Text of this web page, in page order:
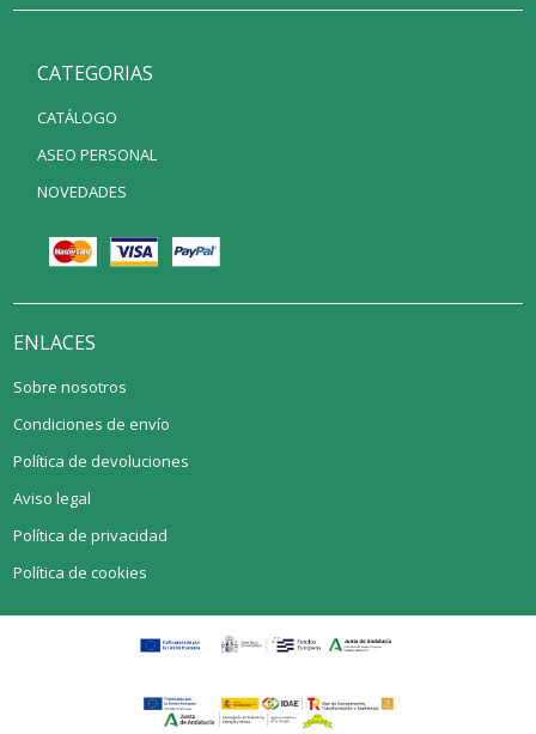
CATEGORIAS
CATÁLOGO
ASEO PERSONAL
NOVEDADES
ENLACES
Sobre nosotros
Condiciones de envío
Política de devoluciones
Aviso legal
Política de privacidad
Política de cookies